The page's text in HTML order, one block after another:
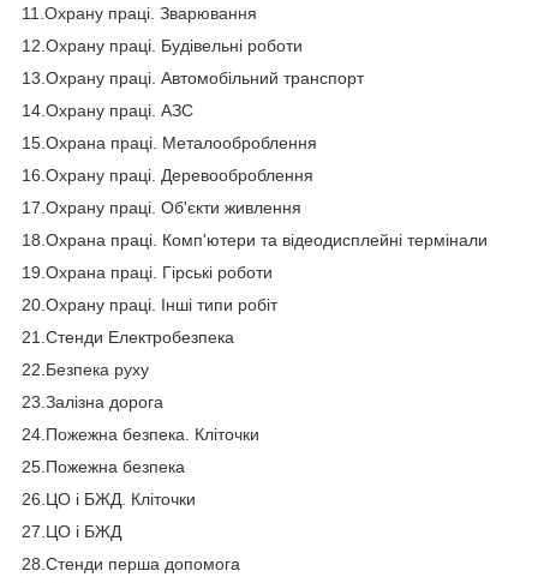
11.Охрану праці. Зварювання
12.Охрану праці. Будівельні роботи
13.Охрану праці. Автомобільний транспорт
14.Охрану праці. АЗС
15.Охрана праці. Металооброблення
16.Охрану праці. Деревооброблення
17.Охрану праці. Об'єкти живлення
18.Охрана праці. Комп'ютери та відеодисплейні термінали
19.Охрана праці. Гірські роботи
20.Охрану праці. Інші типи робіт
21.Стенди Електробезпека
22.Безпека руху
23.Залізна дорога
24.Пожежна безпека. Кліточки
25.Пожежна безпека
26.ЦО і БЖД. Кліточки
27.ЦО і БЖД
28.Стенди перша допомога